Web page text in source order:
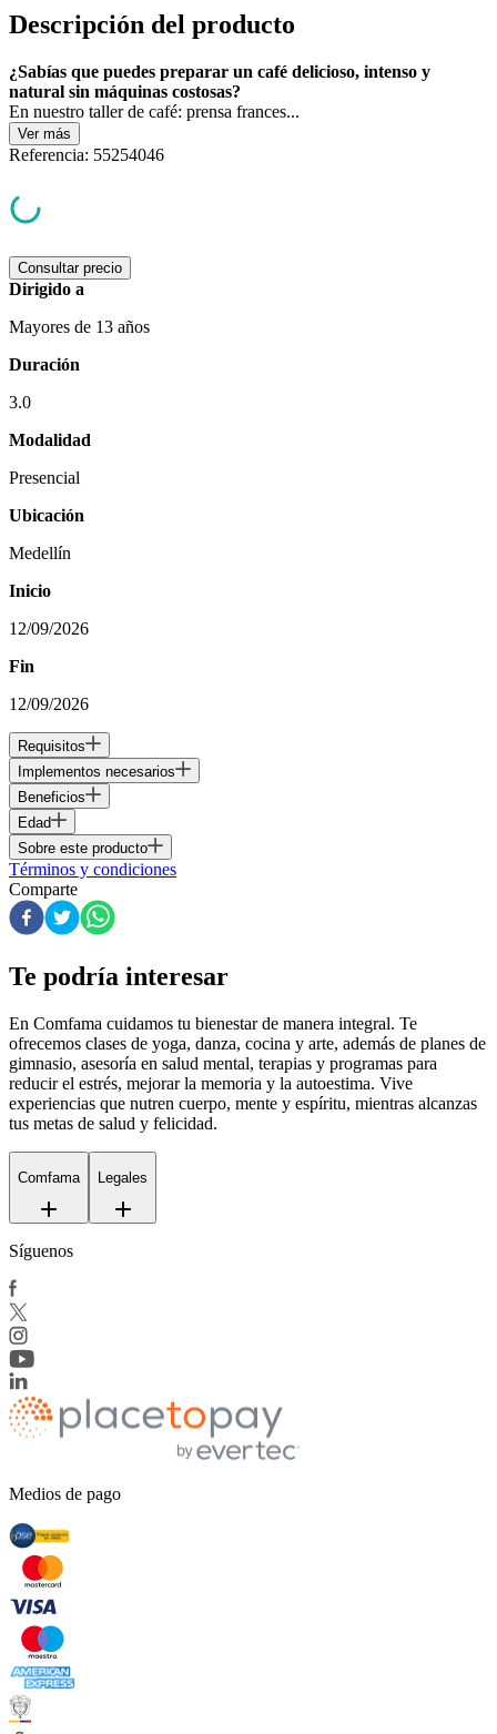
Descripción del producto
¿Sabías que puedes preparar un café delicioso, intenso y
natural sin máquinas costosas?
En nuestro taller de café: prensa frances...
Ver más
Referencia: 55254046
Consultar precio
Dirigido a
Mayores de 13 años
Duración
3.0
Modalidad
Presencial
Ubicación
Medellín
Inicio
12/09/2026
Fin
12/09/2026
Requisitos
Implementos necesarios
Beneficios
Edad
Sobre este producto
Términos y condiciones
Comparte
Te podría interesar
En Comfama cuidamos tu bienestar de manera integral. Te
ofrecemos clases de yoga, danza, cocina y arte, además de planes de
gimnasio, asesoría en salud mental, terapias y programas para
reducir el estrés, mejorar la memoria y la autoestima. Vive
experiencias que nutren cuerpo, mente y espíritu, mientras alcanzas
tus metas de salud y felicidad.
Comfama Legales
Síguenos
Medios de pago